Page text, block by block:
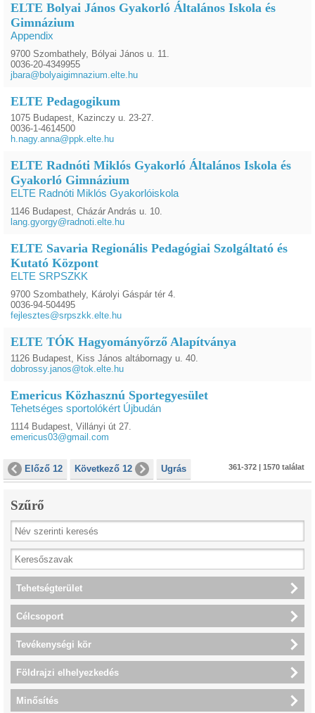
ELTE Bolyai János Gyakorló Általános Iskola és
Gimnázium
Appendix
9700 Szombathely, Bólyai János u. 11.
0036-20-4349955
jbara@bolyaigimnazium.elte.hu
ELTE Pedagogikum
1075 Budapest, Kazinczy u. 23-27.
0036-1-4614500
h.nagy.anna@ppk.elte.hu
ELTE Radnóti Miklós Gyakorló Általános Iskola és
Gyakorló Gimnázium
ELTE Radnóti Miklós Gyakorlóiskola
1146 Budapest, Cházár András u. 10.
lang.gyorgy@radnoti.elte.hu
ELTE Savaria Regionális Pedagógiai Szolgáltató és
Kutató Központ
ELTE SRPSZKK
9700 Szombathely, Károlyi Gáspár tér 4.
0036-94-504495
fejlesztes@srpszkk.elte.hu
ELTE TÓK Hagyományőrző Alapítványa
1126 Budapest, Kiss János altábornagy u. 40.
dobrossy.janos@tok.elte.hu
Emericus Közhasznú Sportegyesület
Tehetséges sportolókért Újbudán
1114 Budapest, Villányi út 27.
emericus03@gmail.com
Előző 12 Következő 12 Ugrás 361-372 | 1570 találat
Szűrő
Tehetségterület
Célcsoport
Tevékenységi kör
Földrajzi elhelyezkedés
Minősítés